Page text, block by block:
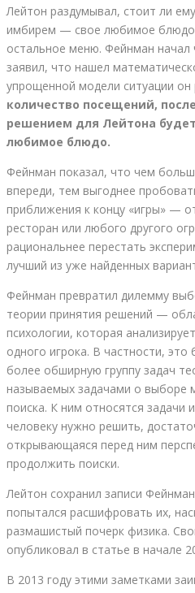
Лейтон раздумывал, стоит ли
имбирем — свое любимое
остальное меню. Фейнман начал
заявил, что нашел
упрощенной модели ситуации
количество посещений,
решением для Лейтона
любимое блюдо.
Фейнман показал, что чем
впереди, тем выгоднее
приближения к концу «игры» —
ресторан или любого другого
рациональнее перестать
лучший из уже найденных
Фейнман превратил дилемму
теории принятия решений —
психологии, которая
одного игрока. В частности,
более обширную группу задач
называемых задачами о выборе
поиска. К ним относятся задачи
человеку нужно решить,
открывающаяся перед ним
продолжить поиски.
Лейтон сохранил записи
попытался расшифровать их,
размашистый почерк физика.
опубликовал в статье в начале
В 2013 году этими заметками